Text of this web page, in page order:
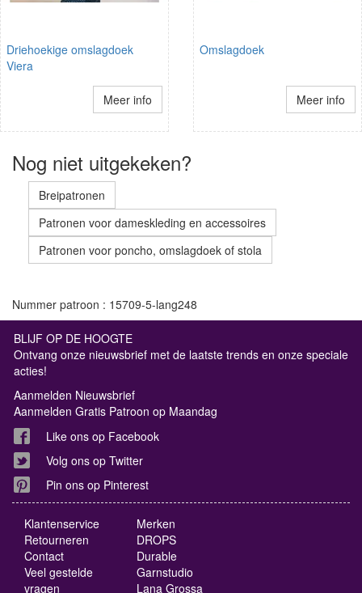
Driehoekige omslagdoek
Viera
Meer info
Omslagdoek
Meer info
Nog niet uitgekeken?
Breipatronen
Patronen voor dameskleding en accessoires
Patronen voor poncho, omslagdoek of stola
Nummer patroon : 15709-5-lang248
BLIJF OP DE HOOGTE
Ontvang onze nieuwsbrief met de laatste trends en onze speciale
acties!
Aanmelden Nieuwsbrief
Aanmelden Gratis Patroon op Maandag
Like ons op Facebook
Volg ons op Twitter
Pin ons op Pinterest
Klantenservice
Retourneren
Contact
Veel gestelde
vragen
Merken
DROPS
Durable
Garnstudio
Lana Grossa